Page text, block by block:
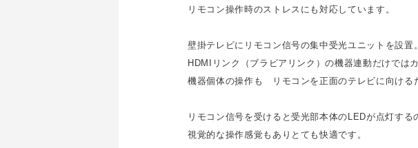
リモコン操作時のストレスにも対応しています。
壁掛テレビにリモコン信号の集中受光ユニットを設置。
HDMIリンク（ブラビアリンク）の機器連動だけでは
機器個体の操作も リモコンを正面のテレビに向ける
リモコン信号を受けると受光部本体のLEDが点灯する
視覚的な操作感覚もありとても快適です。